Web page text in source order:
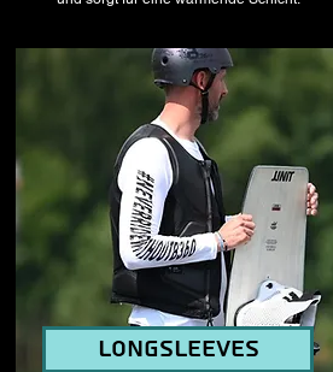
Longsleeves